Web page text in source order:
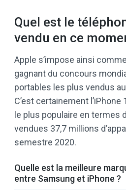
Quel est le
vendu en ce
Apple s’impose ainsi
gagnant du concours
portables les plus vendus
C’est certainement
le plus populaire en termes
vendues 37,7 millions
semestre 2020.
Quelle est la meilleure
entre Samsung et iPhone ?